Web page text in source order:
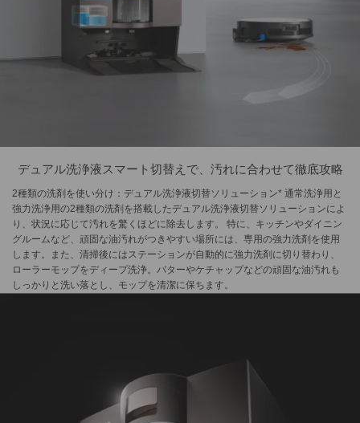
デュアル洗浄液スマート切替えで、汚れに合わせて徹底攻略
2種類の洗剤を使い分け：デュアル洗浄液切替ソリューション* 通常洗浄用と
強力洗浄用の2種類の洗剤を搭載したデュアル洗浄液切替ソリューションによ
り、状況に応じて汚れを驚くほどに除去します。 特に、キッチンやダイニン
グルームなど、頑固な油汚れがつきやすい場所には、専用の強力洗剤を使用
します。また、清掃後にはステーションが自動的に強力洗剤に切り替わり、
ローラーモップをディープ洗浄。バターやケチャップなどの頑固な油汚れも
しっかりと洗い落とし、モップを清潔に保ちます。